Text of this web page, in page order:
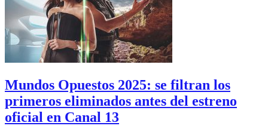
Mundos Opuestos 2025: se filtran los
primeros eliminados antes del estreno
oficial en Canal 13